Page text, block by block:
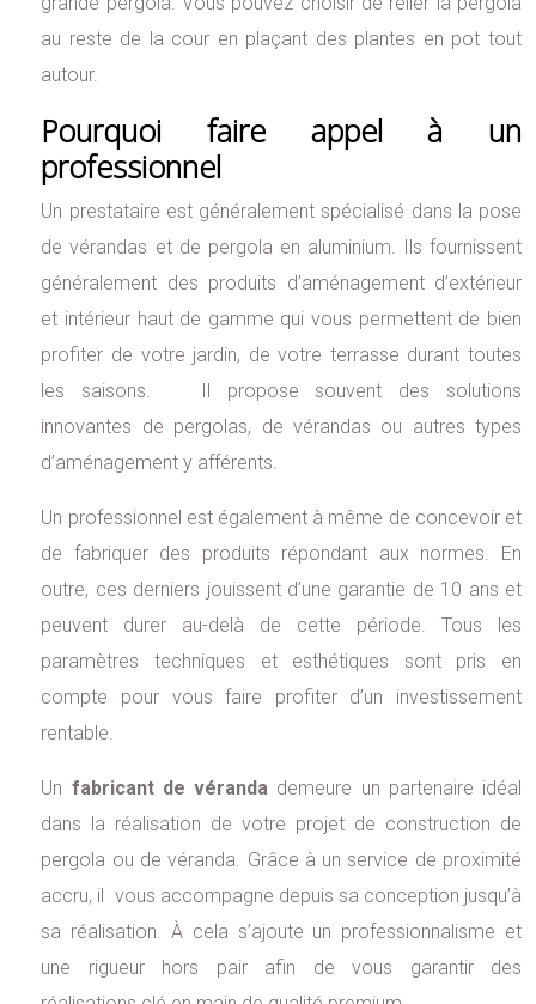
au reste de la cour en plaçant des plantes en pot tout
autour.
Pourquoi faire appel à un
professionnel
Un prestataire est généralement spécialisé dans la pose
de vérandas et de pergola en aluminium. Ils fournissent
généralement des produits d’aménagement d’extérieur
et intérieur haut de gamme qui vous permettent de bien
profiter de votre jardin, de votre terrasse durant toutes
les saisons. Il propose souvent des solutions
innovantes de pergolas, de vérandas ou autres types
d’aménagement y afférents.
Un professionnel est également à même de concevoir et
de fabriquer des produits répondant aux normes. En
outre, ces derniers jouissent d’une garantie de 10 ans et
peuvent durer au-delà de cette période. Tous les
paramètres techniques et esthétiques sont pris en
compte pour vous faire profiter d’un investissement
rentable.
Un fabricant de véranda demeure un partenaire idéal
dans la réalisation de votre projet de construction de
pergola ou de véranda. Grâce à un service de proximité
accru, il vous accompagne depuis sa conception jusqu’à
sa réalisation. À cela s’ajoute un professionnalisme et
une rigueur hors pair afin de vous garantir des